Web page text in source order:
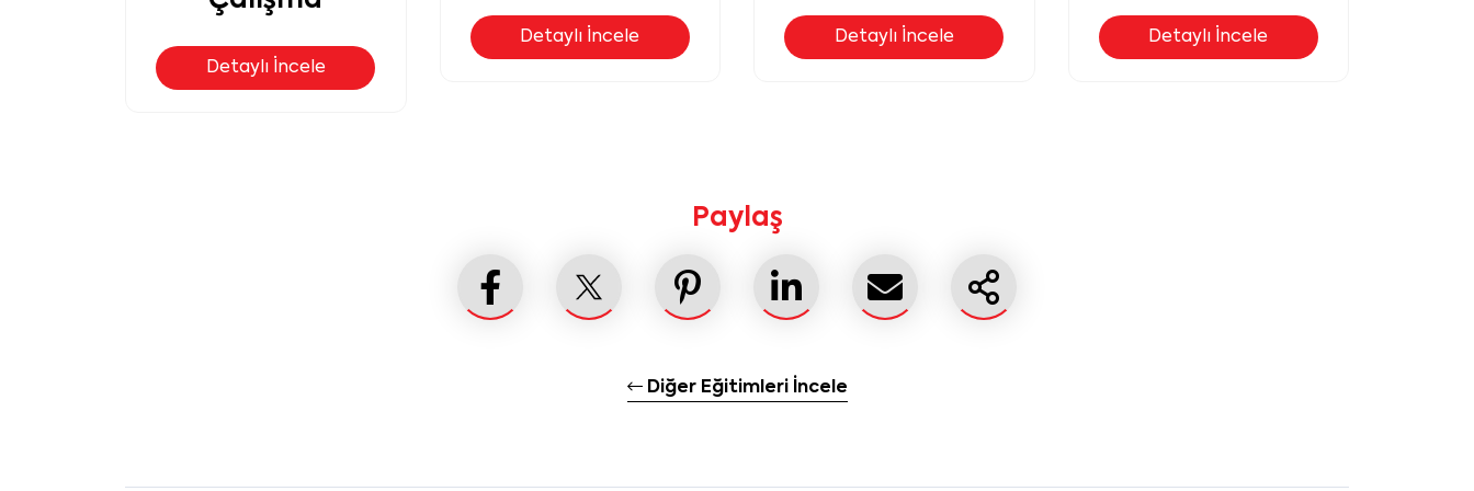
Detaylı İncele Detaylı İncele
Paylaş
Diğer Eğitimleri İncele